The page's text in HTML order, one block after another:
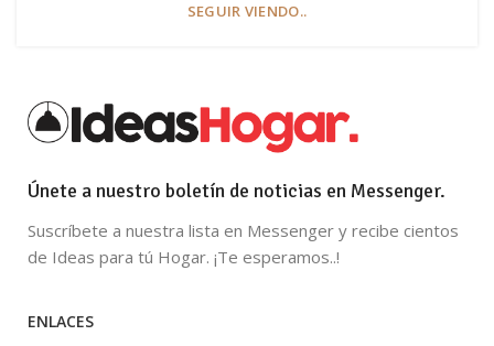
SEGUIR VIENDO..
Únete a nuestro boletín de noticias en Messenger.
Suscríbete a nuestra lista en Messenger y recibe cientos
de Ideas para tú Hogar. ¡Te esperamos..!
ENLACES